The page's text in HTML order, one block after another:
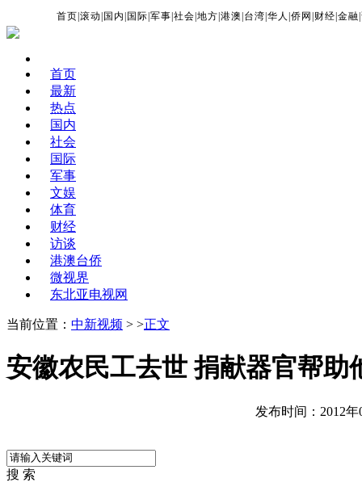
首页 |滚动 国内 国际 |军事 |社会 |地方 |港澳 台湾 |华人 |侨网 财经 |金融 |
首页
最新
热点
国内
社会
国际
军事
文娱
体育
财经
访谈
港澳台侨
微视界
东北亚电视网
当前位置： 中新视频 > >正文
安徽农民工去世 捐献器官帮助
发布时间：2012年
搜 索